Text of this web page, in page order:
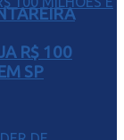
R$ 100
SP